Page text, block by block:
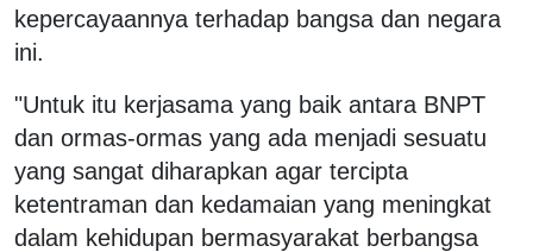
kepercayaannya terhadap bangsa dan negara
ini.
"Untuk itu kerjasama yang baik antara BNPT
dan ormas-ormas yang ada menjadi sesuatu
yang sangat diharapkan agar tercipta
ketentraman dan kedamaian yang meningkat
dalam kehidupan bermasyarakat berbangsa